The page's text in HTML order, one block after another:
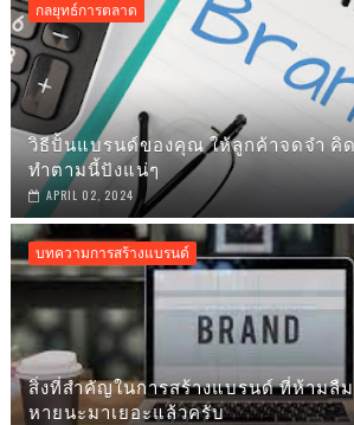
กลยุทธ์การตลาด
วิธีปั้นแบรนด์ของคุณ ให้ลูกค้าจดจำ
ทำตามนี้ปังแน่ๆ
APRIL 02, 2024
บทความการสร้างแบรนด์
สิ่งที่สำคัญในการสร้างแบรนด์ ที่ห้ามลื
หายนะมาเยอะแล้วครับ